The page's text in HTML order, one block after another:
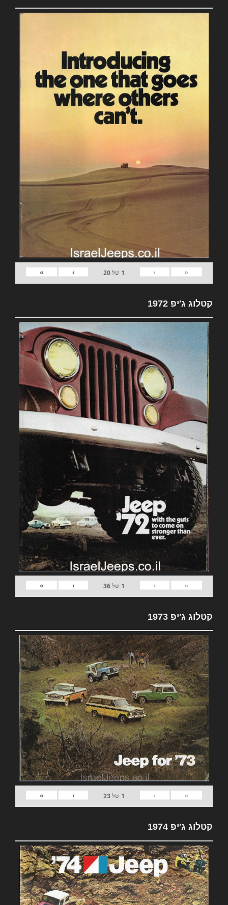
«
‹
1 של20
›
»
קטלוג ג'יפ 1972
«
‹
1 של36
›
»
קטלוג ג'יפ 1973
«
‹
1 של23
›
»
קטלוג ג'יפ 1974